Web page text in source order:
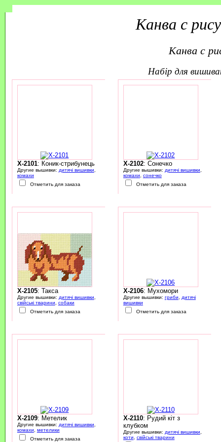
Канва с
Канва с
набір для
X-2101: Коник-стрибунець
Другие вышивки: дитячі вишивки
комахи
Отметить для заказа
X-2102: Сонечко
Другие вышивки: дитячі вишивки
комахи
сонечко
Отметить для заказа
X-2105: Такса
Другие вышивки: дитячі вишивки
свійські тварини
собаки
Отметить для заказа
X-2106: Мухомори
Другие вышивки: гриби
дитячі
вишивки
Отметить для заказа
X-2109: Метелик
Другие вышивки: дитячі вишивки
комахи
метелики
Отметить для заказа
X-2110: Рудий кіт з
клубком
Другие вышивки: дитячі вишивки
коти
свійські тварини